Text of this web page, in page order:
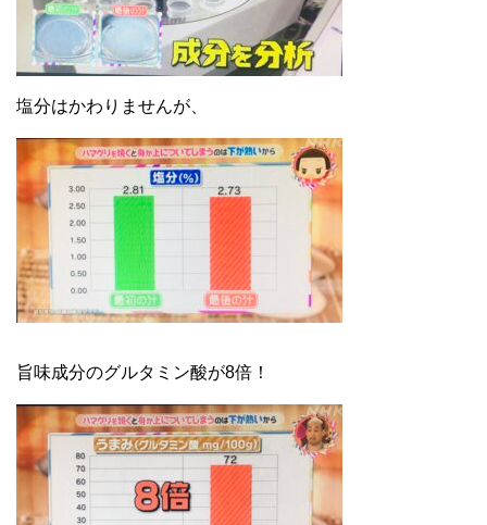
塩分はかわりませんが、
旨味成分のグルタミン酸が8倍！